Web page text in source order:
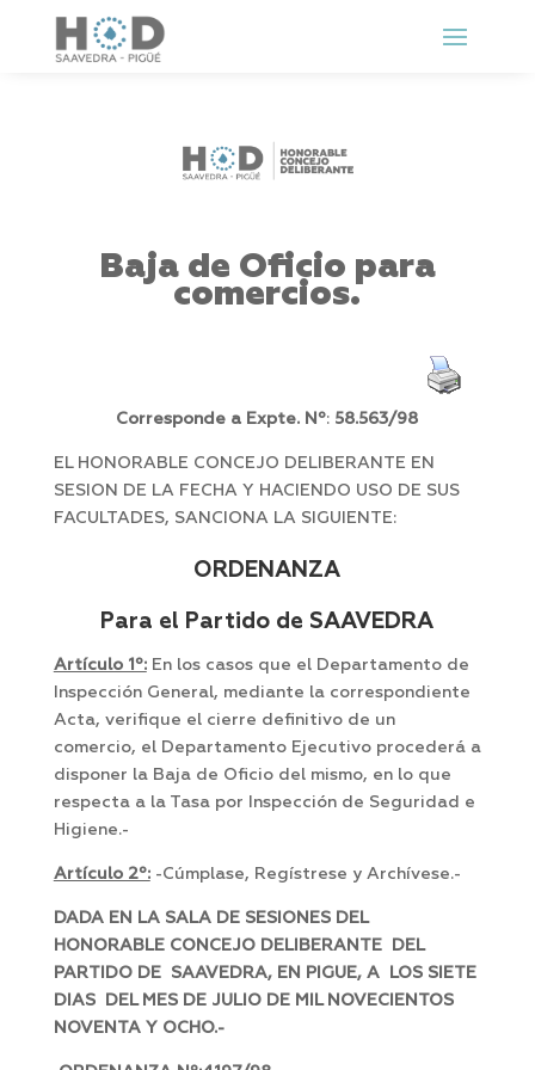
Baja de Oficio para
comercios.
Corresponde a Expte. Nº: 58.563/98
EL HONORABLE CONCEJO DELIBERANTE EN
SESION DE LA FECHA Y HACIENDO USO DE SUS
FACULTADES, SANCIONA LA SIGUIENTE:
ORDENANZA
Para el Partido de SAAVEDRA
Artículo 1º:En los casos que el Departamento de
Inspección General, mediante la correspondiente
Acta, verifique el cierre definitivo de un
comercio, el Departamento Ejecutivo procederá a
disponer la Baja de Oficio del mismo, en lo que
respecta a la Tasa por Inspección de Seguridad e
Higiene.-
Artículo 2º:-Cúmplase, Regístrese y Archívese.-
DADA EN LA SALA DE SESIONES DEL
HONORABLE CONCEJO DELIBERANTE DEL
PARTIDO DE SAAVEDRA, EN PIGUE, A LOS SIETE
DIAS DEL MES DE JULIO DE MIL NOVECIENTOS
NOVENTA Y OCHO.-